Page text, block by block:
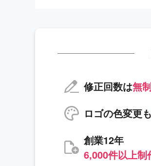
修正回数は無
ロゴの色変更も
創業12年
6,000件以上制